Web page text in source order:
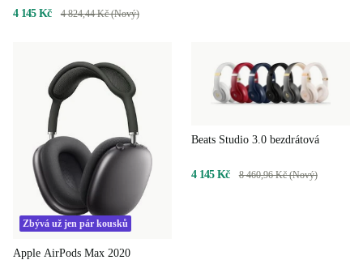
4 145 Kč 4 824,44 Kč (Nový)
Zbývá už jen pár kousků
Apple AirPods Max 2020
Beats Studio 3.0 bezdrátová
4 145 Kč 8 460,96 Kč (Nový)